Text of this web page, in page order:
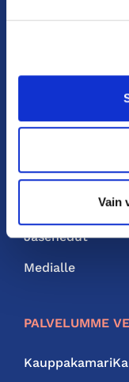
Vain
Liity jäseneksi
Neuvonta ja
Jäsenedut
Medialle
PALVELUMME